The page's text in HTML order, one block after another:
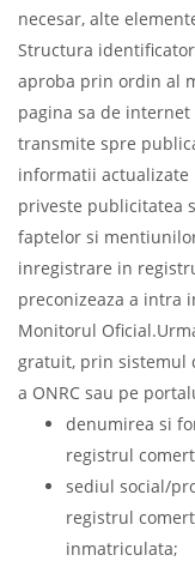
necesar, alte
Structura
aproba prin ordin al
pagina sa de
transmite spre
informatii actualizate
priveste publicitatea
faptelor si
inregistrare in
preconizeaza a intra
Monitorul
gratuit, prin sistemul
a ONRC sau pe
denumirea si
registrul
sediul social/
registrul
inmatriculata;